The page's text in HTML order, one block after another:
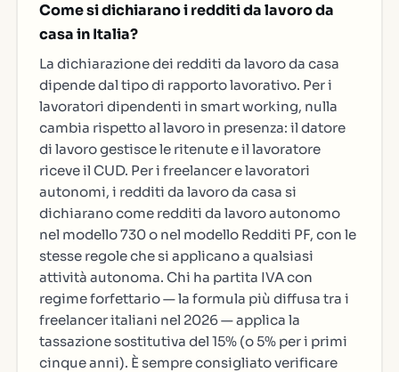
Come si dichiarano i redditi da lavoro da
casa in Italia?
La dichiarazione dei redditi da lavoro da casa
dipende dal tipo di rapporto lavorativo. Per i
lavoratori dipendenti in smart working, nulla
cambia rispetto al lavoro in presenza: il datore
di lavoro gestisce le ritenute e il lavoratore
riceve il CUD. Per i freelancer e lavoratori
autonomi, i redditi da lavoro da casa si
dichiarano come redditi da lavoro autonomo
nel modello 730 o nel modello Redditi PF, con le
stesse regole che si applicano a qualsiasi
attività autonoma. Chi ha partita IVA con
regime forfettario — la formula più diffusa tra i
freelancer italiani nel 2026 — applica la
tassazione sostitutiva del 15% (o 5% per i primi
cinque anni). È sempre consigliato verificare